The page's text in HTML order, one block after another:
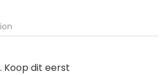
Koop dit eerst